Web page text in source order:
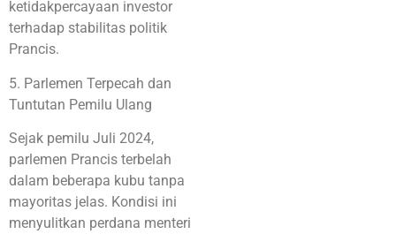
ketidakpercayaan investor
terhadap stabilitas politik
Prancis.
5. Parlemen Terpecah dan
Tuntutan Pemilu Ulang
Sejak pemilu Juli 2024,
parlemen Prancis terbelah
dalam beberapa kubu tanpa
mayoritas jelas. Kondisi ini
menyulitkan perdana menteri